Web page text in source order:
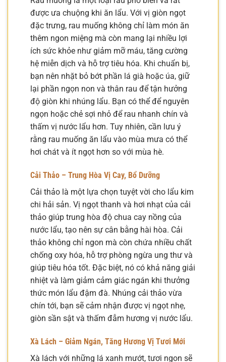
được ưa chuộng khi ăn lẩu. Với vị giòn ngọt
đặc trưng, rau muống không chỉ làm món ăn
thêm ngon miệng mà còn mang lại nhiều lợi
ích sức khỏe như giảm mỡ máu, tăng cường
hệ miễn dịch và hỗ trợ tiêu hóa. Khi chuẩn bị,
bạn nên nhặt bỏ bớt phần lá già hoặc úa, giữ
lại phần ngọn non và thân rau để tận hưởng
độ giòn khi nhúng lẩu. Bạn có thể để nguyên
ngọn hoặc chẻ sợi nhỏ để rau nhanh chín và
thấm vị nước lẩu hơn. Tuy nhiên, cần lưu ý
rằng rau muống ăn lẩu vào mùa mưa có thể
hơi chát và ít ngọt hơn so với mùa hè.
Cải Thảo – Trung Hòa Vị Cay, Bổ Dưỡng
Cải thảo là một lựa chọn tuyệt vời cho lẩu kim
chi hải sản. Vị ngọt thanh và hơi nhạt của cải
thảo giúp trung hòa độ chua cay nồng của
nước lẩu, tạo nên sự cân bằng hài hòa. Cải
thảo không chỉ ngon mà còn chứa nhiều chất
chống oxy hóa, hỗ trợ phòng ngừa ung thư và
giúp tiêu hóa tốt. Đặc biệt, nó có khả năng giải
nhiệt và làm giảm cảm giác ngán khi thưởng
thức món lẩu đậm đà. Nhúng cải thảo vừa
chín tới, bạn sẽ cảm nhận được vị ngọt nhẹ,
giòn sần sật và thấm đẫm hương vị nước lẩu.
Xà Lách – Giảm Ngán, Tăng Hương Vị Tươi Mới
Xà lách với những lá xanh mướt, tươi ngon sẽ